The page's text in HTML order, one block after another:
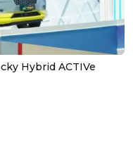
Hybrid ACTIVe